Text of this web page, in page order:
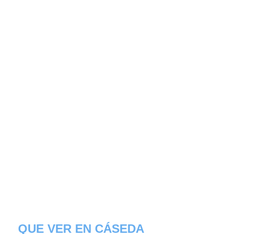
QUE VER EN CÁSEDA